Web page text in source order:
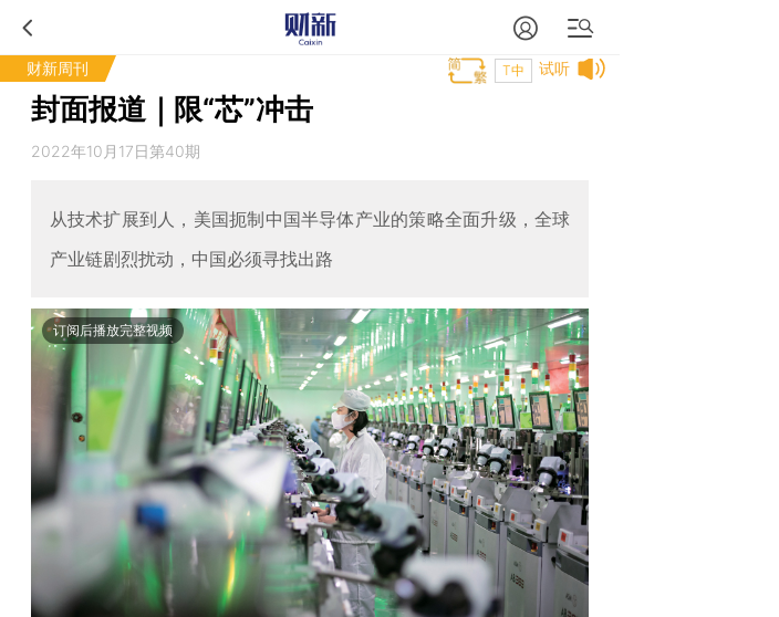
财新周刊 试听
T中
封面报道｜限“芯”冲击
2022年10月17日第40期
从技术扩展到人，美国扼制中国半导体产业的策略全面升级，全球
产业链剧烈扰动，中国必须寻找出路
订阅后播放完整视频